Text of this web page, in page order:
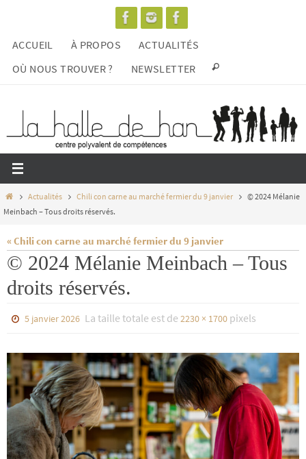
contenu
ACCUEIL À PROPOS
ACTUALITÉS
OÙ NOUS TROUVER ?
NEWSLETTER
HomeActualités Chili con carne au marché fermier du 9 janvier
© 2024 Mélanie
Meinbach – Tous droits réservés.
« Chili con carne au marché fermier du 9 janvier
© 2024 Mélanie Meinbach – Tous
droits réservés.
5 janvier 2026 La taille totale est de2230 × 1700 pixels